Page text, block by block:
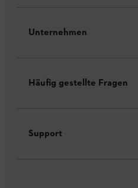
Unternehmen
Häufig gestellte Fragen
Support